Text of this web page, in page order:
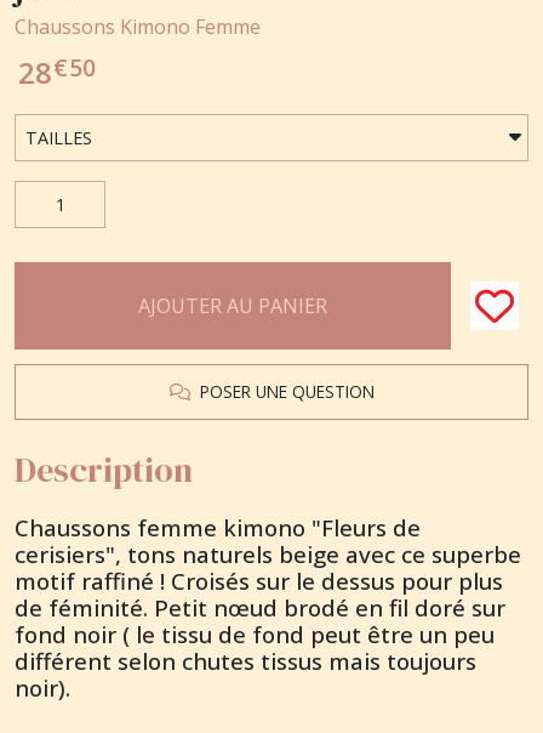
Chaussons Kimono Femme
28€50
AJOUTER AU PANIER
POSER UNE QUESTION
Description
Chaussons femme kimono "Fleurs de
cerisiers", tons naturels beige avec ce superbe
motif raffiné ! Croisés sur le dessus pour plus
de féminité. Petit nœud brodé en fil doré sur
fond noir ( le tissu de fond peut être un peu
différent selon chutes tissus mais toujours
noir).